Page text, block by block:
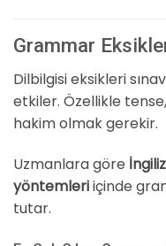
Grammar
Dilbilgisi eksikleri
etkiler. Özellikle
hakim olmak gerekir.
Uzmanlara göre
yöntemleriiçinde
tutar.